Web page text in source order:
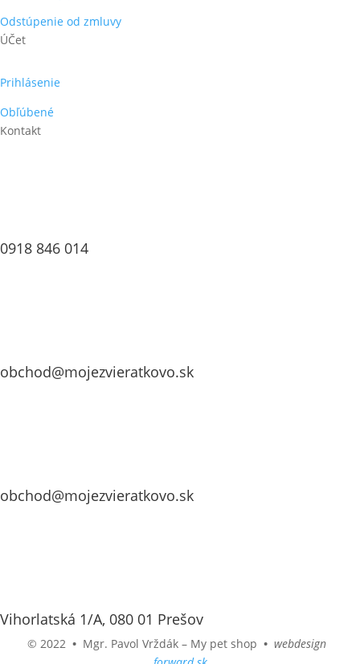
Odstúpenie od zmluvy
ÚČet
Prihlásenie
Obľúbené
Kontakt
0918 846 014
obchod@mojezvieratkovo.sk
obchod@mojezvieratkovo.sk
Vihorlatská 1/A, 080 01 Prešov
© 2022 • Mgr. Pavol Vrždák – My pet shop • webdesign